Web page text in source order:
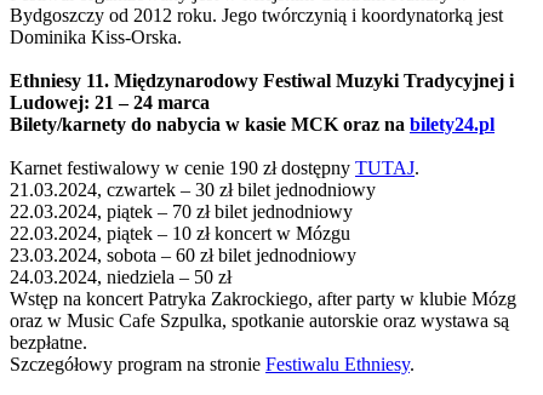
Bydgoszczy od 2012 roku. Jego twórczynią i koordynatorką jest
Dominika Kiss-Orska.
Ethniesy 11. Międzynarodowy Festiwal Muzyki Tradycyjnej i
Ludowej: 21 – 24 marca
Bilety/karnety do nabycia w kasie MCK oraz na bilety24.pl
Karnet festiwalowy w cenie 190 zł dostępny TUTAJ.
21.03.2024, czwartek – 30 zł bilet jednodniowy
22.03.2024, piątek – 70 zł bilet jednodniowy
22.03.2024, piątek – 10 zł koncert w Mózgu
23.03.2024, sobota – 60 zł bilet jednodniowy
24.03.2024, niedziela – 50 zł
Wstęp na koncert Patryka Zakrockiego, after party w klubie Mózg
oraz w Music Cafe Szpulka, spotkanie autorskie oraz wystawa są
bezpłatne.
Szczegółowy program na stronie Festiwalu Ethniesy.